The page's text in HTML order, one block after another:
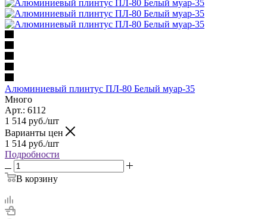
Алюминиевый плинтус ПЛ-80 Белый муар-35
Много
Арт.: 6112
1 514 руб./шт
Варианты цен
1 514 руб./шт
Подробности
В корзину